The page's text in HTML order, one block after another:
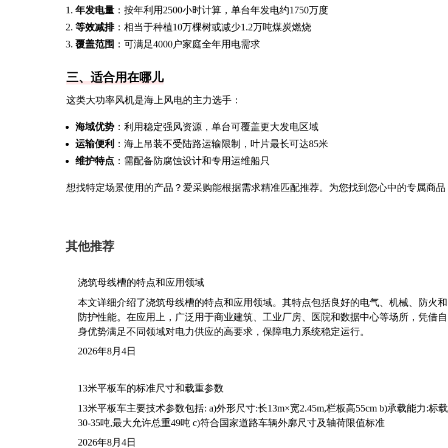
年发电量 ：按年利用2500小时计算，单台年发电约1750万度
等效减排：相当于种植10万棵树或减少1.2万吨煤炭燃烧
覆盖范围 ：可满足4000户家庭全年用电需求
三、适合用在哪儿
这类大功率风机是海上风电的主力选手：
海域优势 ：利用稳定强风资源，单台可覆盖更大发电区域
运输便利 ：海上吊装不受陆路运输限制，叶片最长可达85米
维护特点 ：需配备防腐蚀设计和专用运维船只
想找特定场景使用的产品？爱采购能根据需求精准匹配推荐。为您找到您心中的专属商品
其他推荐
浇筑母线槽的特点和应用领域
本文详细介绍了浇筑母线槽的特点和应用领域。其特点包括良好的电气、机械、防火和
防护性能。在应用上，广泛用于商业建筑、工业厂房、医院和数据中心等场所，凭借自
身优势满足不同领域对电力供应的高要求，保障电力系统稳定运行。
2026年8月4日
13米平板车的标准尺寸和载重参数
13米平板车主要技术参数包括: a)外形尺寸:长13m×宽2.45m,栏板高55cm b)承载能力:标载
30-35吨,最大允许总重49吨 c)符合国家道路车辆外廓尺寸及轴荷限值标准
2026年8月4日